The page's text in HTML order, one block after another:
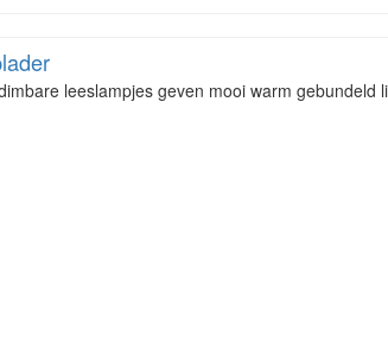
leeslampjes geven mooi warm